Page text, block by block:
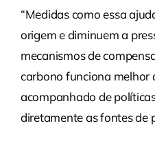
“Medidas como essa
origem e diminuem a
mecanismos de
carbono funciona melhor
acompanhado de
diretamente as fontes de